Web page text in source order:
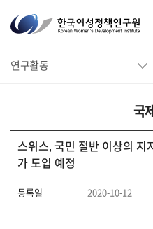
한
국
여
연
구
원
Korean
연구활동
국
스위스, 국민 절반 이상의 지
가 도입 예정
등록일 2020-10-12